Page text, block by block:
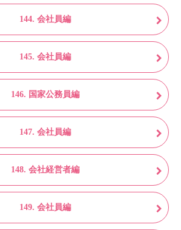
144. 会社員編
145. 会社員編
146. 国家公務員編
147. 会社員編
148. 会社経営者編
149. 会社員編